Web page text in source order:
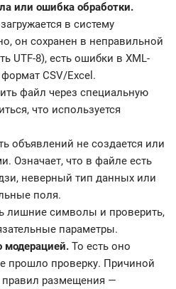
или ошибка обработки.
в систему
он сохранен в неправильной
UTF-8), есть ошибки в XML-
CSV/Excel.
файл через специальную
что используется
объявлений не создается или
Означает, что в файле есть
неверный тип данных или
поля.
лишние символы и проверить,
параметры.
модерацией. То есть оно
прошло проверку. Причиной
правил размещения —